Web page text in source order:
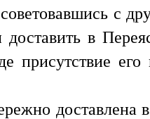
с
в
присутствие
доставлена